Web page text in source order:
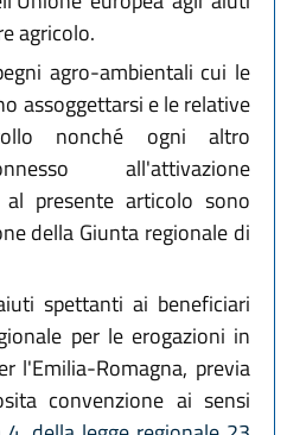
agricolo.
agro-ambientali cui le
assoggettarsi e le relative
nonché ogni altro
all'attivazione
presente articolo sono
della Giunta regionale di
spettanti ai beneficiari
per le erogazioni in
l'Emilia-Romagna, previa
convenzione ai sensi